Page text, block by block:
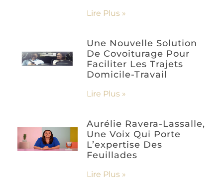
Lire Plus »
Une Nouvelle Solution
De Covoiturage Pour
Faciliter Les Trajets
Domicile-Travail
Lire Plus »
Aurélie Ravera-Lassalle,
Une Voix Qui Porte
L’expertise Des
Feuillades
Lire Plus »